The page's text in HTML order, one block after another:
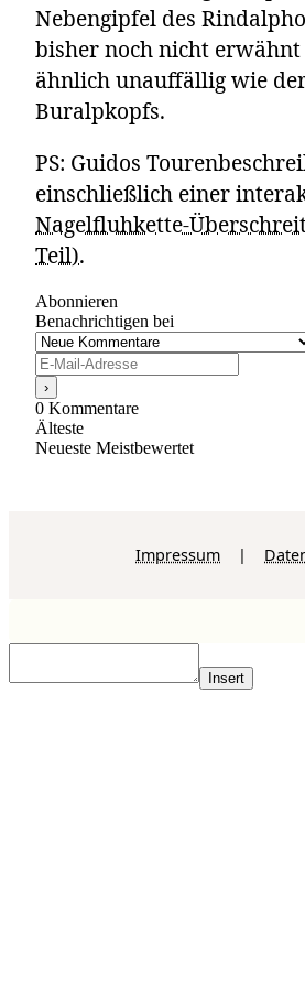
Nebengipfel des
bisher noch nicht
ähnlich unauffällig wie
Buralpkopfs.
PS: Guidos
einschließlich einer
Nagelfluhkette-
Teil).
Abonnieren
Benachrichtigen bei
0 Kommentare
Älteste
Neueste Meistbewertet
Impressum |
Insert